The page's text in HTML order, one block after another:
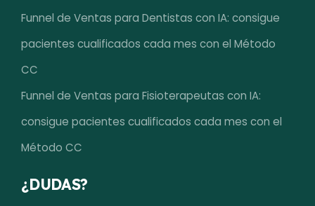
Funnel de Ventas para Dentistas con IA: consigue
pacientes cualificados cada mes con el Método
CC
Funnel de Ventas para Fisioterapeutas con IA:
consigue pacientes cualificados cada mes con el
Método CC
¿DUDAS?